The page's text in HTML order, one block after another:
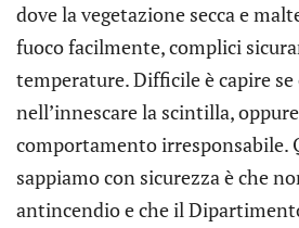
dove la vegetazione secca e
fuoco facilmente, complici
temperature. Difficile è capire se
nell’innescare la scintilla,
comportamento irresponsabile.
sappiamo con sicurezza è che
antincendio e che il